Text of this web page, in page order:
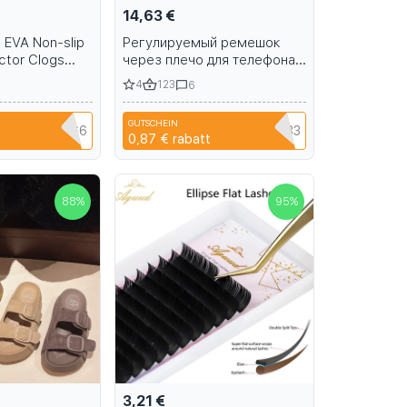
Non-slip
Clogs
Work
NIANCI66
14,63 €
Регулируемый ремешок
через плечо для телефона
IPhone 15, 14, 13, 12, 11, 16
Pro Max, держатель для
карт, кожаный чехол (без
логотипа)
4 123 6
GUTSCHEIN
0,87 € rabatt SZHAIYU333
88% 95%
3,21 €